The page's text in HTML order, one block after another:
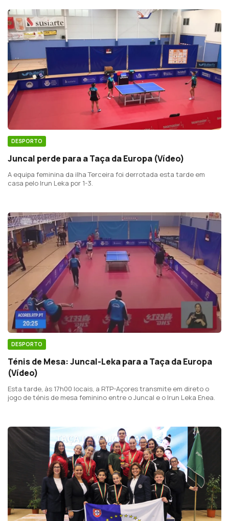
DESPORTO
Juncal perde para a Taça da Europa (Vídeo)
A equipa feminina da ilha Terceira foi derrotada esta tarde em
casa pelo Irun Leka por 1-3.
DESPORTO
Ténis de Mesa: Juncal-Leka para a Taça da Europa
(Vídeo)
Esta tarde, às 17h00 locais, a RTP-Açores transmite em direto o
jogo de ténis de mesa feminino entre o Juncal e o Irun Leka Enea.